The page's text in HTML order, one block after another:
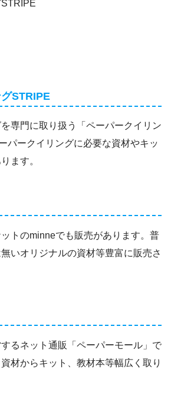
STRIPE
専門に取り扱う「ペーパークイリン
パークイリングに必要な資材やキッ
ます。
トのminneでも販売があります。普
いオリジナルの資材等豊富に販売さ
るネット通販「ペーパーモール」で
材からキット、教材本等幅広く取り